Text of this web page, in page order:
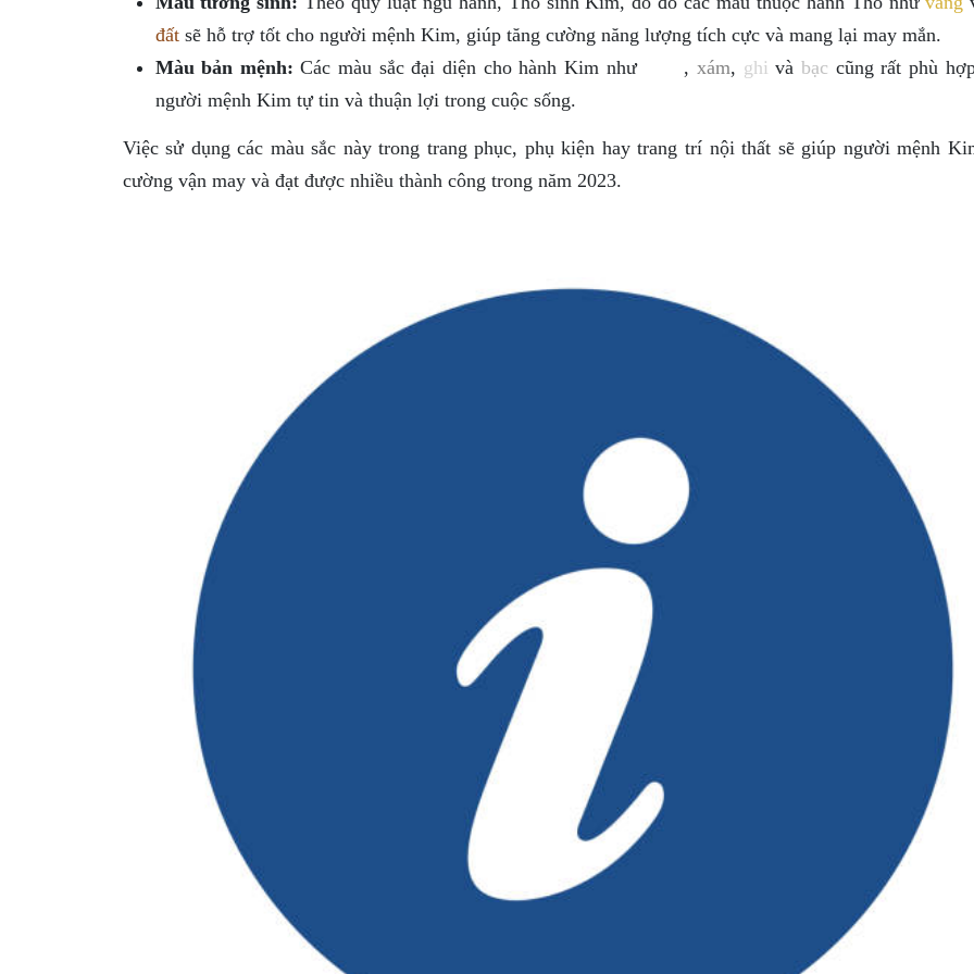
đấtsẽ hỗ trợ tốt cho người mệnh Kim, giúp tăng cường năng lượng tích cực và mang lại may mắn.
Màu bản mệnh: Các màu sắc đại diện cho hành Kim như ,xám, ghi và bạc cũng rất phù
người mệnh Kim tự tin và thuận lợi trong cuộc sống.
Việc sử dụng các màu sắc này trong trang phục, phụ kiện hay trang trí nội thất sẽ giúp người mệnh
cường vận may và đạt được nhiều thành công trong năm 2023.